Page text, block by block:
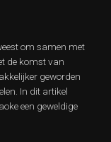
om samen met
de komst van
geworden
In dit artikel
een geweldige